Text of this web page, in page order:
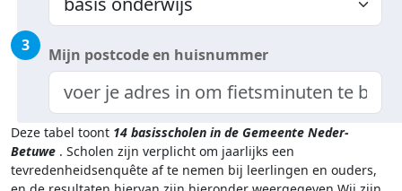
3 Mijn postcode en huisnummer
Deze tabel toont 14 basisscholen in de Gemeente Neder-
Betuwe . Scholen zijn verplicht om jaarlijks een
tevredenheidsenquête af te nemen bij leerlingen en ouders,